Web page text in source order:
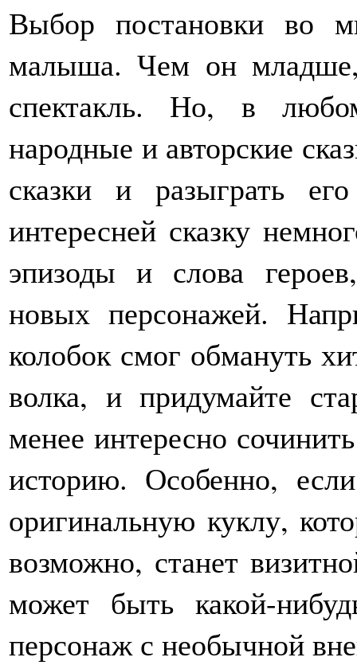
Выбор постановки во
малыша. Чем он
спектакль. Но, в
народные и авторские
сказки и разыграть
интересней сказку
эпизоды и слова
новых персонажей.
колобок смог обмануть
волка, и придумайте
менее интересно
историю. Особенно,
оригинальную куклу,
возможно, станет
может быть какой-
персонаж с необычной